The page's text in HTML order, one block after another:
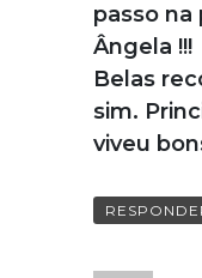
passo
Ângela !!!
Belas
sim.
viveu